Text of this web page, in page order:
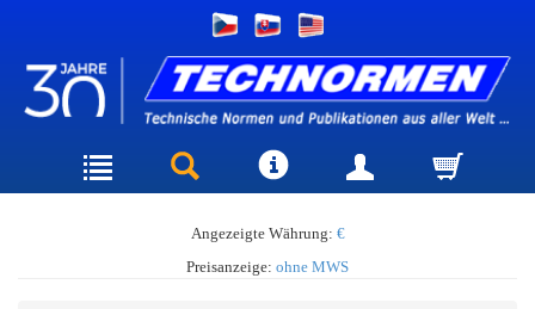
Angezeigte Währung: €
Preisanzeige: ohne MWS